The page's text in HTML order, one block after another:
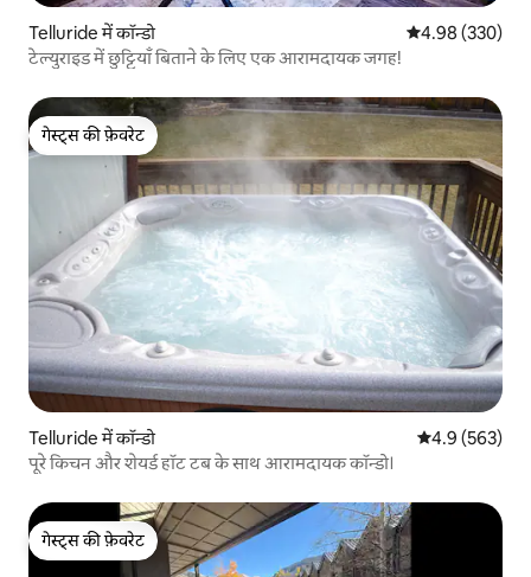
Telluride में कॉन्डो औसत रेटिंग 5 में से
4.98 (330)
टेल्युराइड में छुट्टियाँ बिताने के लिए एक आरामदायक जगह!
गेस्ट्स की फ़ेवरेट
गेस्ट्स की फ़ेवरेट
Telluride में कॉन्डो औसत रेटिंग 5 में
4.9 (563)
पूरे किचन और शेयर्ड हॉट टब के साथ आरामदायक कॉन्डो।
गेस्ट्स की फ़ेवरेट
गेस्ट्स की फ़ेवरेट